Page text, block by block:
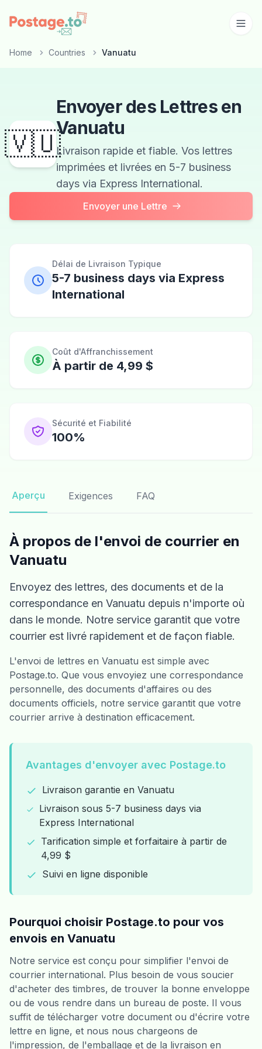
Skip to main content
Home Countries Vanuatu
🇻🇺
Envoyer des Lettres en
Vanuatu
Livraison rapide et fiable. Vos lettres
imprimées et livrées en 5-7 business
days via Express International.
Envoyer une Lettre
Délai de Livraison Typique
5-7 business days via Express
International
Coût d'Affranchissement
À partir de 4,99 $
Sécurité et Fiabilité
100%
Aperçu Exigences FAQ
À propos de l'envoi de courrier en
Vanuatu
Envoyez des lettres, des documents et de la
correspondance en Vanuatu depuis n'importe où
dans le monde. Notre service garantit que votre
courrier est livré rapidement et de façon fiable.
L'envoi de lettres en Vanuatu est simple avec
Postage.to. Que vous envoyiez une correspondance
personnelle, des documents d'affaires ou des
documents officiels, notre service garantit que votre
courrier arrive à destination efficacement.
Avantages d'envoyer avec Postage.to
Livraison garantie en Vanuatu
Livraison sous 5-7 business days via
Express International
Tarification simple et forfaitaire à partir de
4,99 $
Suivi en ligne disponible
Pourquoi choisir Postage.to pour vos
envois en Vanuatu
Notre service est conçu pour simplifier l'envoi de
courrier international. Plus besoin de vous soucier
d'acheter des timbres, de trouver la bonne enveloppe
ou de vous rendre dans un bureau de poste. Il vous
suffit de télécharger votre document ou d'écrire votre
lettre en ligne, et nous nous chargeons de
l'impression, de l'emballage et de la livraison en